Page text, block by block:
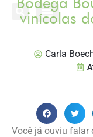
vinícolas
Carla
Você já ouviu falar